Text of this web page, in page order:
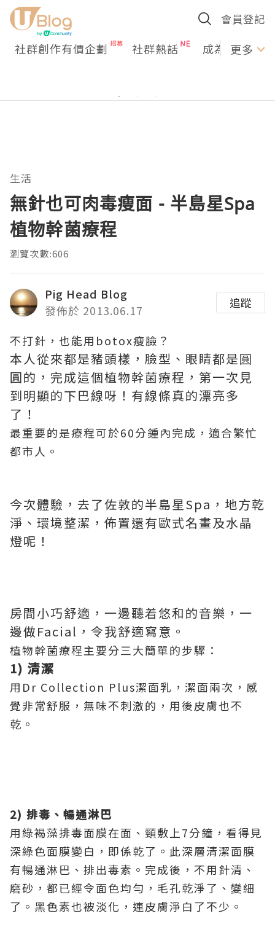
會員登記
社群創作有價企劃 社群熱話 成為U更多
生活
無針也可肉毒瘦面 - 半島星Spa
植物幹菌療程
瀏覽次數:606
Pig Head Blog
發佈於 2013.06.17
追蹤
不打針，也能用botox瘦臉？
本人從來都是豬頭樣，臉型、眼睛都是圓
圓的，完成這個植物幹菌療程，第一次見
到明顯的下巴線呀！有線條真的漂亮多
了！
最重要的是療程可於60分鍾內完成，適合繁忙
都市人。
今次體驗，去了佐敦的半島星Spa，地方乾
淨、環境整潔，佈置還有歐式名畫及水晶
燈呢！
房間小巧舒適，一邊聽着悠和的音樂，一
邊做Facial，令我舒適寫意。
植物幹菌療程主要分三大簡單的步驟：
1) 清潔
用Dr Collection Plus潔面乳，潔面兩次，感
覺非常舒服，無味不刺激的，用後皮膚也不
乾。
2) 排毒、暢通淋巴
用綠褐藻排毒面膜在面、頸敷上7分鐘，看得見
深綠色面膜變白，即係乾了。此深層清潔面膜
有暢通淋巴、排出毒素。完成後，不用針清、
磨砂，都已經令面色均勻，毛孔乾淨了、變細
了。黑色素也被淡化，連皮膚淨白了不少。